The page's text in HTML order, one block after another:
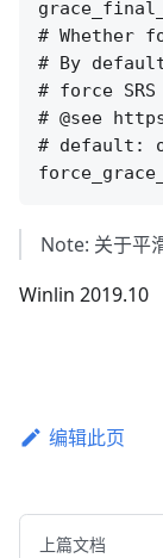
# Whether
# By
# force
# @see
# default:
Note: 关于平
Winlin 2019.10
编辑此页
上篇文档